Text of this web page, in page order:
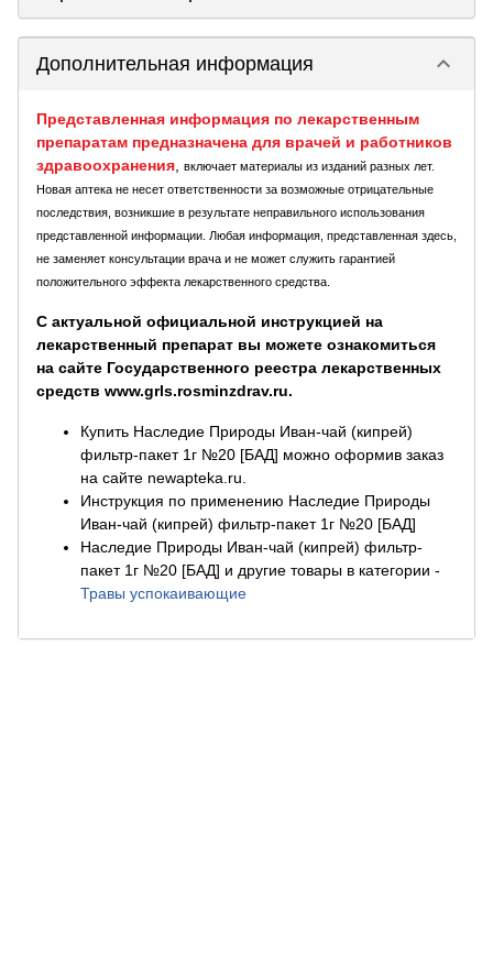
Дополнительная информация keyboard_arrow_down
Представленная информация по лекарственным
препаратам предназначена для врачей и работников
здравоохранения
включает материалы из изданий разных лет.
Новая аптека не несет ответственности за возможные отрицательные
последствия, возникшие в результате неправильного использования
представленной информации. Любая информация, представленная здесь,
не заменяет консультации врача и не может служить гарантией
положительного эффекта лекарственного средства.
С актуальной официальной инструкцией на
лекарственный препарат вы можете ознакомиться
на сайте Государственного реестра лекарственных
средств www.grls.rosminzdrav.ru.
Купить Наследие Природы Иван-чай (кипрей)
фильтр-пакет 1г №20 [БАД] можно оформив заказ
на сайте newapteka.ru.
Инструкция по применению Наследие Природы
Иван-чай (кипрей) фильтр-пакет 1г №20 [БАД]
Наследие Природы Иван-чай (кипрей) фильтр-
пакет 1г №20 [БАД] и другие товары в категории -
Травы успокаивающие